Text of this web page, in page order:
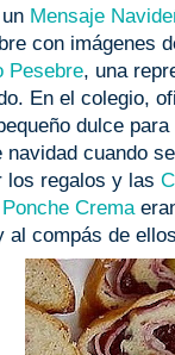
Mensaje
con imágenes
Pesebre, una
En el colegio,
dulce
cuando
los regalos y las
Ponche Crema
al compás de